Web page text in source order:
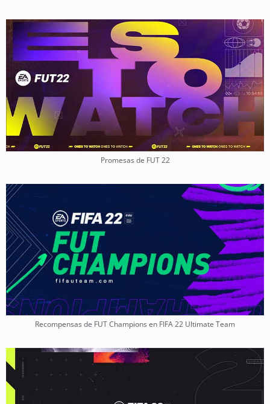
Promesas de FUT 22
Recompensas de FUT Champions en FIFA 22 Ultimate Team